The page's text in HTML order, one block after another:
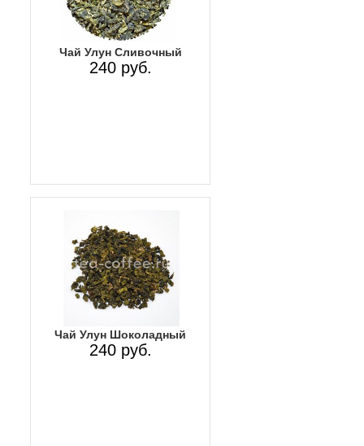
Чай Улун Сливочный
240 руб.
Чай Улун Шоколадный
240 руб.